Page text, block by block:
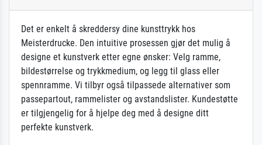
Det er enkelt å skreddersy dine kunsttrykk hos
Meisterdrucke. Den intuitive prosessen gjør det mulig å
designe et kunstverk etter egne ønsker: Velg ramme,
bildestørrelse og trykkmedium, og legg til glass eller
spennramme. Vi tilbyr også tilpassede alternativer som
passepartout, rammelister og avstandslister. Kundestøtte
er tilgjengelig for å hjelpe deg med å designe ditt
perfekte kunstverk.